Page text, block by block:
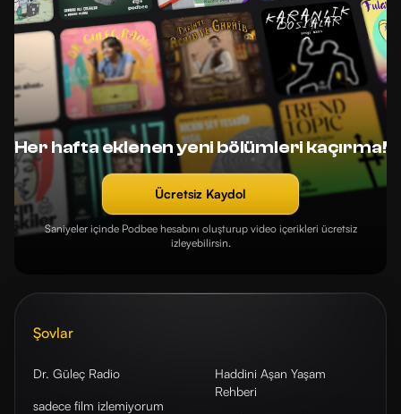
Her hafta eklenen yeni bölümleri kaçırma!
Ücretsiz Kaydol
Saniyeler içinde Podbee hesabını oluşturup video içerikleri ücretsiz
izleyebilirsin.
Şovlar
Dr. Güleç Radio
sadece film izlemiyorum
Haddini Aşan Yaşam
Rehberi